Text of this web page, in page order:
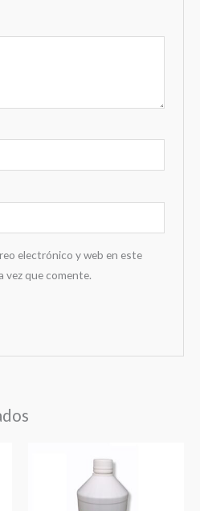
electrónico y web en este
vez que comente.